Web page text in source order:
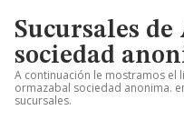
Sucursales
sociedad
A continuación le mostramos el
ormazabal sociedad anonima.
sucursales.